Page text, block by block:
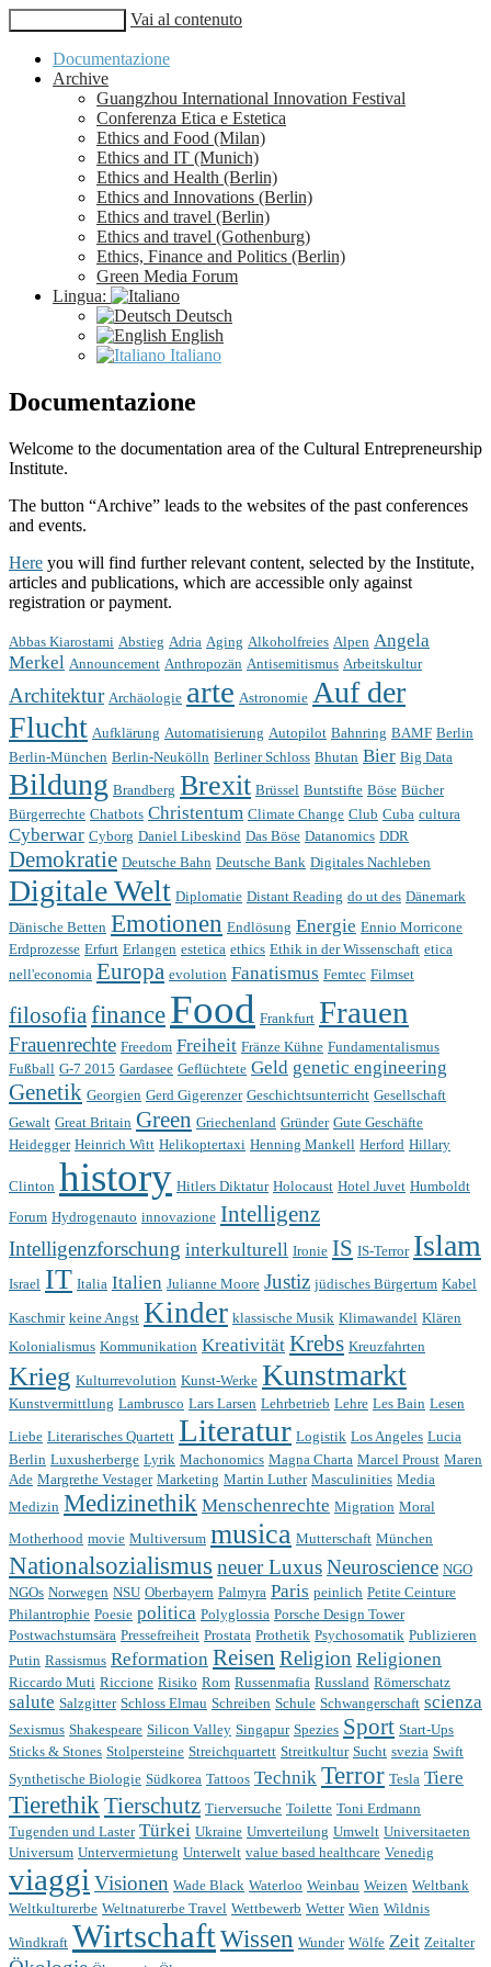
Vai al contenuto
Documentazione
Archive
Guangzhou International Innovation Festival
Conferenza Etica e Estetica
Ethics and Food (Milan)
Ethics and IT (Munich)
Ethics and Health (Berlin)
Ethics and Innovations (Berlin)
Ethics and travel (Berlin)
Ethics and travel (Gothenburg)
Ethics, Finance and Politics (Berlin)
Green Media Forum
Lingua:
Deutsch
English
Italiano
Documentazione
Welcome to the documentation area of the Cultural Entrepreneurship
Institute.
The button “Archive” leads to the websites of the past conferences
and events.
Here you will find further relevant content, selected by the Institute,
articles and publications, which are accessible only against
registration or payment.
Abbas Kiarostami Abstieg Adria Aging Alkoholfreies Alpen Angela
Merkel Announcement Anthropozän Antisemitismus Arbeitskultur
Architektur Archäologie arte Astronomie Auf der
Flucht Aufklärung Automatisierung Autopilot Bahnring BAMF Berlin
Berlin-München Berlin-Neukölln Berliner Schloss Bhutan Bier Big Data
Bildung Brandberg Brexit Brüssel Buntstifte Böse Bücher
Bürgerrechte Chatbots Christentum Climate Change Club Cuba cultura
Cyberwar Cyborg Daniel Libeskind Das Böse Datanomics DDR
Demokratie Deutsche Bahn Deutsche Bank Digitales Nachleben
Digitale Welt Diplomatie Distant Reading do ut des Dänemark
Dänische Betten Emotionen Endlösung Energie Ennio Morricone
Erdprozesse Erfurt Erlangen estetica ethics Ethik in der Wissenschaft etica
nell'economia Europa evolution Fanatismus Femtec Filmset
filosofiafinanceFood Frankfurt Frauen
Frauenrechte Freedom Freiheit Fränze Kühne Fundamentalismus
Fußball G-7 2015 Gardasee Geflüchtete Geld genetic engineering
Genetik Georgien Gerd Gigerenzer Geschichtsunterricht Gesellschaft
Gewalt Great Britain Green Griechenland Gründer Gute Geschäfte
Heidegger Heinrich Witt Helikoptertaxi Henning Mankell Herford Hillary
Clinton history Hitlers Diktatur Holocaust Hotel Juvet Humboldt
Forum Hydrogenauto innovazione Intelligenz
Intelligenzforschung interkulturell Ironie IS IS-Terror Islam
Israel IT Italia Italien Julianne Moore Justiz jüdisches Bürgertum Kabel
Kaschmir keine Angst Kinder klassische Musik Klimawandel Klären
Kolonialismus Kommunikation Kreativität Krebs Kreuzfahrten
Krieg Kulturrevolution Kunst-Werke Kunstmarkt
Kunstvermittlung Lambrusco Lars Larsen Lehrbetrieb Lehre Les Bain Lesen
Liebe Literarisches Quartett Literatur Logistik Los Angeles Lucia
Berlin Luxusherberge Lyrik Machonomics Magna Charta Marcel Proust Maren
Ade Margrethe Vestager Marketing Martin Luther Masculinities Media
Medizin Medizinethik Menschenrechte Migration Moral
Motherhood movie Multiversum musica Mutterschaft München
Nationalsozialismus neuer LuxusNeuroscience NGO
NGOs Norwegen NSU Oberbayern Palmyra Paris peinlich Petite Ceinture
Philantrophie Poesie politica Polyglossia Porsche Design Tower
Postwachstumsära Pressefreiheit Prostata Prothetik Psychosomatik Publizieren
Putin Rassismus Reformation Reisen Religion Religionen
Riccardo Muti Riccione Risiko Rom Russenmafia Russland Römerschatz
salute Salzgitter Schloss Elmau Schreiben Schule Schwangerschaft scienza
Sexismus Shakespeare Silicon Valley Singapur Spezies Sport Start-Ups
Sticks & Stones Stolpersteine Streichquartett Streitkultur Sucht svezia Swift
Synthetische Biologie Südkorea Tattoos Technik Terror Tesla Tiere
Tierethik Tierschutz Tierversuche Toilette Toni Erdmann
Tugenden und Laster Türkei Ukraine Umverteilung Umwelt Universitaeten
Universum Untervermietung Unterwelt value based healthcare Venedig
viaggi Visionen Wade Black Waterloo Weinbau Weizen Weltbank
Weltkulturerbe Weltnaturerbe Travel Wettbewerb Wetter Wien Wildnis
Windkraft WirtschaftWissen Wunder Wölfe Zeit Zeitalter